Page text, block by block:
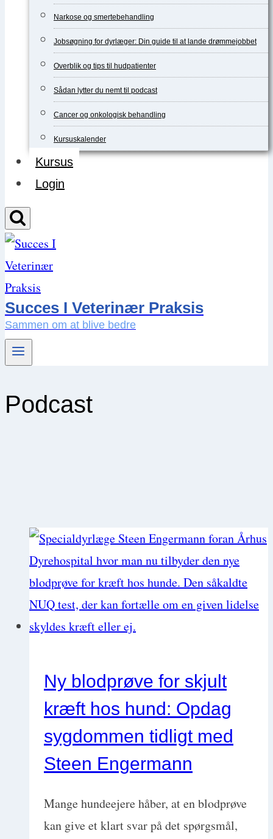
Narkose og smertebehandling
Jobsøgning for dyrlæger: Din guide til at lande drømmejobbet
Overblik og tips til hudpatienter
Sådan lytter du nemt til podcast
Cancer og onkologisk behandling
Kursuskalender
Kursus
Login
Succes I Veterinær Praksis
Sammen om at blive bedre
Podcast
Ny blodprøve for skjult
kræft hos hund: Opdag
sygdommen tidligt med
Steen Engermann
Mange hundeejere håber, at en blodprøve
kan give et klart svar på det spørgsmål,